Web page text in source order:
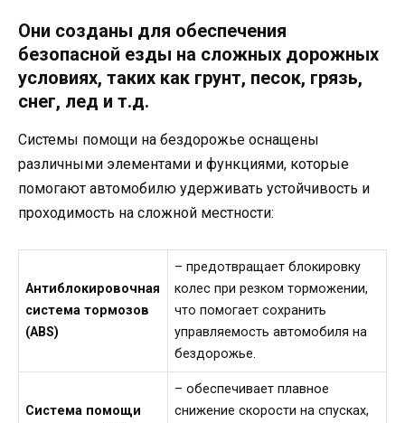
Они созданы для обеспечения
безопасной езды на сложных дорожных
условиях, таких как грунт, песок, грязь,
снег, лед и т.д.
Системы помощи на бездорожье оснащены
различными элементами и функциями, которые
помогают автомобилю удерживать устойчивость и
проходимость на сложной местности:
Антиблокировочная
система тормозов
(ABS)
– предотвращает блокировку
колес при резком торможении,
что помогает сохранить
управляемость автомобиля на
бездорожье.
Система помощи
– обеспечивает плавное
снижение скорости на спусках,